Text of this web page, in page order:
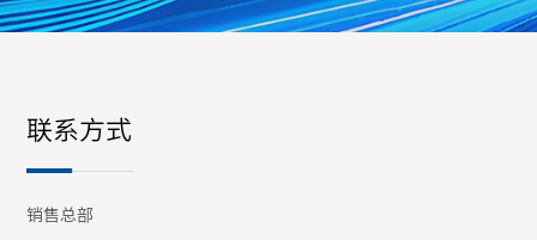
联系方式
销售总部